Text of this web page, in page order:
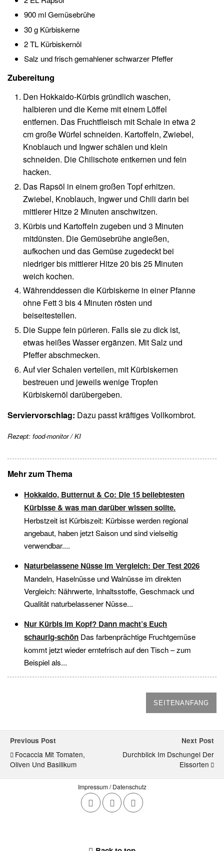
900 ml Gemüsebrühe
30 g Kürbiskerne
2 TL Kürbiskernöl
Salz und frisch gemahlener schwarzer Pfeffer
Zubereitung
Den Hokkaido-Kürbis gründlich waschen,
halbieren und die Kerne mit einem Löffel
entfernen. Das Fruchtfleisch mit Schale in etwa 2
cm große Würfel schneiden. Kartoffeln, Zwiebel,
Knoblauch und Ingwer schälen und klein
schneiden. Die Chilischote entkernen und fein
hacken.
Das Rapsöl in einem großen Topf erhitzen.
Zwiebel, Knoblauch, Ingwer und Chili darin bei
mittlerer Hitze 2 Minuten anschwitzen.
Kürbis und Kartoffeln zugeben und 3 Minuten
mitdünsten. Die Gemüsebrühe angießen,
aufkochen und das Gemüse zugedeckt bei
niedriger bis mittlerer Hitze 20 bis 25 Minuten
weich kochen.
Währenddessen die Kürbiskerne in einer Pfanne
ohne Fett 3 bis 4 Minuten rösten und
beiseitestellen.
Die Suppe fein pürieren. Falls sie zu dick ist,
etwas heißes Wasser ergänzen. Mit Salz und
Pfeffer abschmecken.
Auf vier Schalen verteilen, mit Kürbiskernen
bestreuen und jeweils wenige Tropfen
Kürbiskernöl darübergeben.
Serviervorschlag: Dazu passt kräftiges Vollkornbrot.
Rezept: food-monitor / KI
Mehr zum Thema
Hokkaido, Butternut & Co: Die 15 beliebtesten
Kürbisse & was man darüber wissen sollte.
Herbstzeit ist Kürbiszeit: Kürbisse werden regional
angebaut, haben jetzt Saison und sind vielseitig
verwendbar....
Naturbelassene Nüsse im Vergleich: Der Test 2026
Mandeln, Haselnüsse und Walnüsse im direkten
Vergleich: Nährwerte, Inhaltsstoffe, Geschmack und
Qualität naturbelassener Nüsse...
Nur Kürbis im Kopf? Dann macht’s Euch
schaurig-schön Das farbenprächtige Fruchtgemüse
kommt jetzt wieder erntefrisch auf den Tisch – zum
Beispiel als...
SEITENANFANG
Previous Post
Focaccia Mit Tomaten,
Oliven Und Basilikum
Next Post
Durchblick Im Dschungel Der
Eissorten
Impressum / Datenschutz